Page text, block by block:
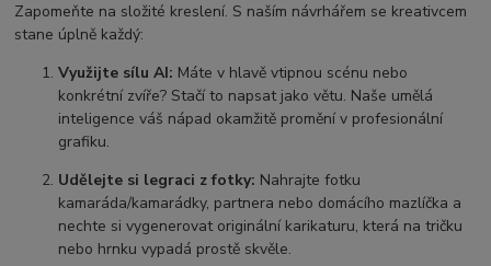
Zapomeňte na složité kreslení. S naším návrhářem se kreativcem
stane úplně každý:
Využijte sílu AI: Máte v hlavě vtipnou scénu nebo
konkrétní zvíře? Stačí to napsat jako větu. Naše umělá
inteligence váš nápad okamžitě promění v profesionální
grafiku.
Udělejte si legraci z fotky: Nahrajte fotku
kamaráda/kamarádky, partnera nebo domácího mazlíčka a
nechte si vygenerovat originální karikaturu, která na tričku
nebo hrnku vypadá prostě skvěle.